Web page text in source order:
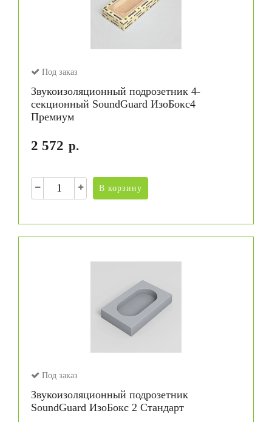
Под заказ
Звукоизоляционный подрозетник 4-
секционный SoundGuard ИзоБокс4
Премиум
2 572 р.
В корзину
Под заказ
Звукоизоляционный подрозетник
SoundGuard ИзоБокс 2 Стандарт